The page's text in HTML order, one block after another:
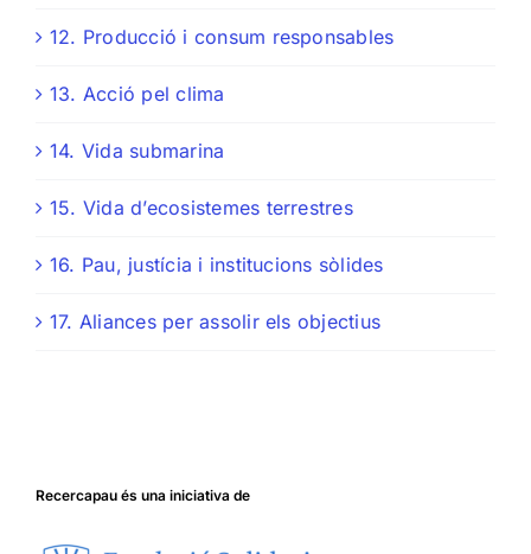
12. Producció i consum responsables
13. Acció pel clima
14. Vida submarina
15. Vida d’ecosistemes terrestres
16. Pau, justícia i institucions sòlides
17. Aliances per assolir els objectius
Recercapau és una iniciativa de